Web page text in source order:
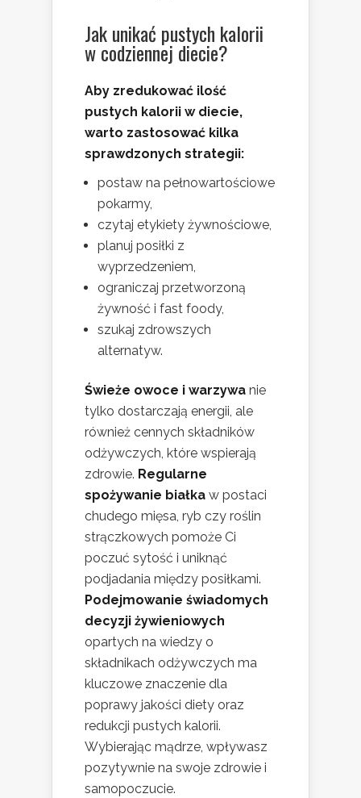
Jak unikać pustych kalorii
w codziennej diecie?
Aby zredukować ilość
pustych kalorii w diecie,
warto zastosować kilka
sprawdzonych strategii:
postaw na pełnowartościowe
pokarmy,
czytaj etykiety żywnościowe,
planuj posiłki z
wyprzedzeniem,
ograniczaj przetworzoną
żywność i fast foody,
szukaj zdrowszych
alternatyw.
Świeże owoce i warzywa nie
tylko dostarczają energii, ale
również cennych składników
odżywczych, które wspierają
zdrowie. Regularne
spożywanie białka w postaci
chudego mięsa, ryb czy roślin
strączkowych pomoże Ci
poczuć sytość i uniknąć
podjadania między posiłkami.
Podejmowanie świadomych
decyzji żywieniowych
opartych na wiedzy o
składnikach odżywczych ma
kluczowe znaczenie dla
poprawy jakości diety oraz
redukcji pustych kalorii.
Wybierając mądrze, wpływasz
pozytywnie na swoje zdrowie i
samopoczucie.